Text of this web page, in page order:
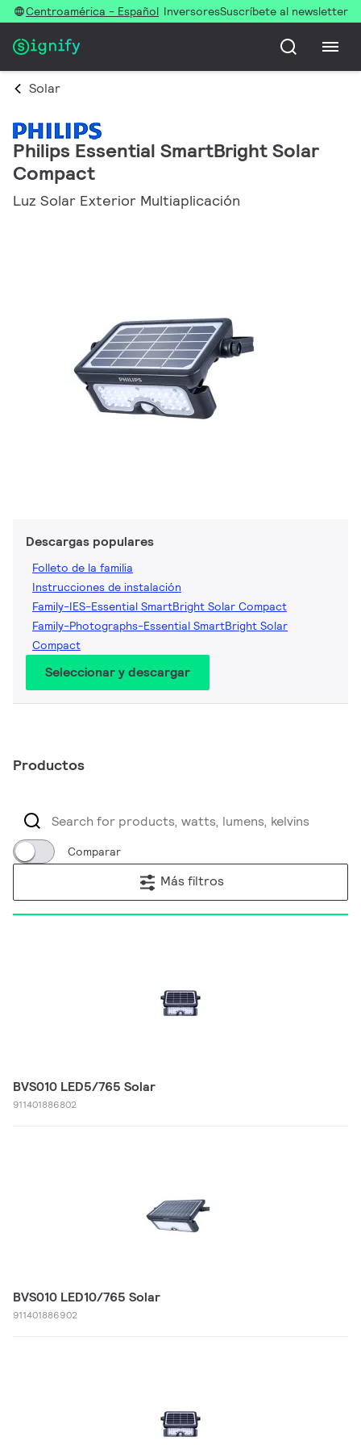
Centroamérica - Español InversoresSuscríbete al newsletter
Solar
Philips Essential SmartBright Solar
Compact
Luz Solar Exterior Multiaplicación
Descargas populares
Folleto de la familia
Instrucciones de instalación
Family-IES-Essential SmartBright Solar Compact
Family-Photographs-Essential SmartBright Solar
Compact
Seleccionar y descargar
Productos
Comparar
Más filtros
BVS010 LED5/765 Solar
911401886802
BVS010 LED10/765 Solar
911401886902